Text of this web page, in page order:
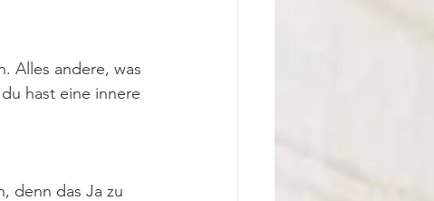
Alles andere, was
hast eine innere
denn das Ja zu